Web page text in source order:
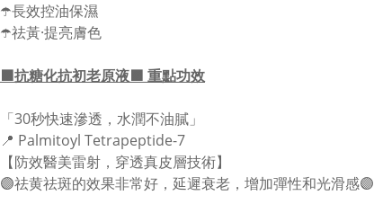
☂️長效控油保濕
☂️祛黃·提亮膚色
🟪抗糖化抗初老原液🟪 重點功效
「30秒快速滲透，水潤不油膩」
📍 Palmitoyl Tetrapeptide-7
【防效醫美雷射，穿透真皮層技術】
🟣祛黄祛斑的效果非常好，延遲衰老，增加彈性和光滑感🟣